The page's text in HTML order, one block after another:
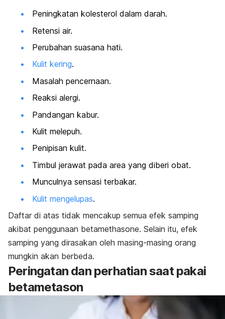
Peningkatan kolesterol dalam darah.
Retensi air.
Perubahan suasana hati.
Kulit kering.
Masalah pencernaan.
Reaksi alergi.
Pandangan kabur.
Kulit melepuh.
Penipisan kulit.
Timbul jerawat pada area yang diberi obat.
Munculnya sensasi terbakar.
Kulit mengelupas.
Daftar di atas tidak mencakup semua efek samping
akibat penggunaan betamethasone. Selain itu, efek
samping yang dirasakan oleh masing-masing orang
mungkin akan berbeda.
Peringatan dan perhatian saat pakai
betametason